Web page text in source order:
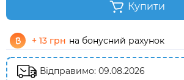
Купити
+ 13 грн на бонусний рахунок
Відправимо: 09.08.2026